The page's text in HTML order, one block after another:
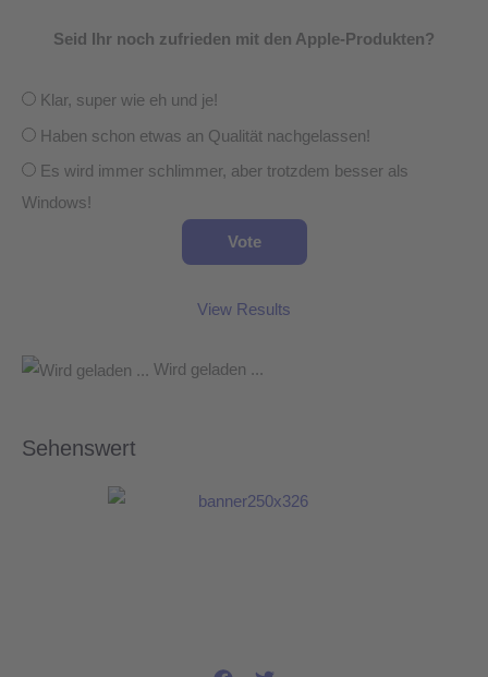
Seid Ihr noch zufrieden mit den Apple-Produkten?
Klar, super wie eh und je!
Haben schon etwas an Qualität nachgelassen!
Es wird immer schlimmer, aber trotzdem besser als
Windows!
View Results
Wird geladen ...
Sehenswert